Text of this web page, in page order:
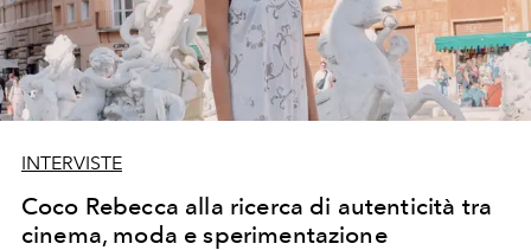
INTERVISTE
Coco Rebecca alla ricerca di autenticità tra
cinema, moda e sperimentazione